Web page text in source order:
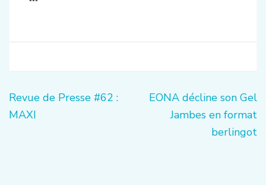
Navigation
de
Revue de Presse #62 :
MAXI
EONA décline son Gel
Jambes en format
berlingot